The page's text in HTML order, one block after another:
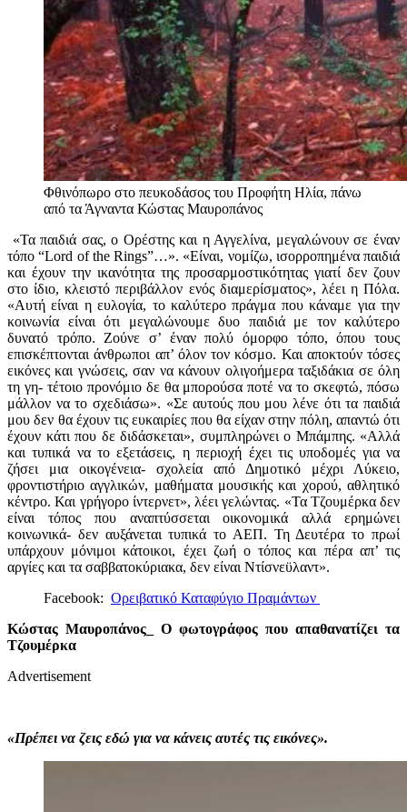
Φθινόπωρο στο πευκοδάσος του Προφήτη Ηλία, πάνω
από τα Άγναντα Κώστας Μαυροπάνος
«Τα παιδιά σας, ο Ορέστης και η Αγγελίνα, μεγαλώνουν σε έναν
τόπο “Lord of the Rings”…». «Είναι, νομίζω, ισορροπημένα παιδιά
και έχουν την ικανότητα της προσαρμοστικότητας γιατί δεν ζουν
στο ίδιο, κλειστό περιβάλλον ενός διαμερίσματος», λέει η Πόλα.
«Αυτή είναι η ευλογία, το καλύτερο πράγμα που κάναμε για την
κοινωνία είναι ότι μεγαλώνουμε δυο παιδιά με τον καλύτερο
δυνατό τρόπο. Ζούνε σ’ έναν πολύ όμορφο τόπο, όπου τους
επισκέπτονται άνθρωποι απ’ όλον τον κόσμο. Και αποκτούν τόσες
εικόνες και γνώσεις, σαν να κάνουν ολιγοήμερα ταξιδάκια σε όλη
τη γη- τέτοιο προνόμιο δε θα μπορούσα ποτέ να το σκεφτώ, πόσω
μάλλον να το σχεδιάσω». «Σε αυτούς που μου λένε ότι τα παιδιά
μου δεν θα έχουν τις ευκαιρίες που θα είχαν στην πόλη, απαντώ ότι
έχουν κάτι που δε διδάσκεται», συμπληρώνει ο Μπάμπης. «Αλλά
και τυπικά να το εξετάσεις, η περιοχή έχει τις υποδομές για να
ζήσει μια οικογένεια- σχολεία από Δημοτικό μέχρι Λύκειο,
φροντιστήριο αγγλικών, μαθήματα μουσικής και χορού, αθλητικό
κέντρο. Και γρήγορο ίντερνετ», λέει γελώντας. «Τα Τζουμέρκα δεν
είναι τόπος που αναπτύσσεται οικονομικά αλλά ερημώνει
κοινωνικά- δεν αυξάνεται τυπικά το ΑΕΠ. Τη Δευτέρα το πρωί
υπάρχουν μόνιμοι κάτοικοι, έχει ζωή ο τόπος και πέρα απ’ τις
αργίες και τα σαββατοκύριακα, δεν είναι Ντίσνεϋλαντ».
Facebook: Ορειβατικό Καταφύγιο Πραμάντων
Κώστας Μαυροπάνος_ Ο φωτογράφος που απαθανατίζει τα
Τζουμέρκα
Advertisement
«Πρέπει να ζεις εδώ για να κάνεις αυτές τις εικόνες».